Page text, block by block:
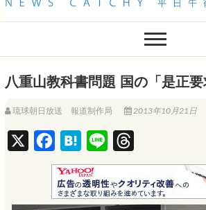
QAB NEWS
八重山教科書問題 国の「是正
琉球朝日放送 報道制作局 2013年10月21日
a
c
e
H
a
t
e
i
n
e
h
r
e